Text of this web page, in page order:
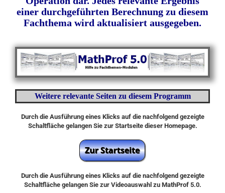
einer durchgeführten Berechnung zu diesem
Fachthema wird aktualisiert ausgegeben.
Weitere relevante Seiten zu diesem Programm
Durch die Ausführung eines Klicks auf die nachfolgend gezeigte
Schaltfläche gelangen Sie zur Startseite dieser Homepage.
Durch die Ausführung eines Klicks auf die nachfolgend gezeigte
Schaltfläche gelangen Sie zur Videoauswahl zu MathProf 5.0.